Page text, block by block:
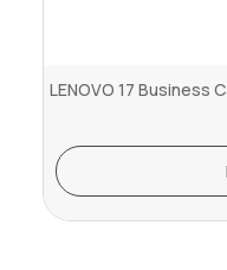
LENOVO 17 Business